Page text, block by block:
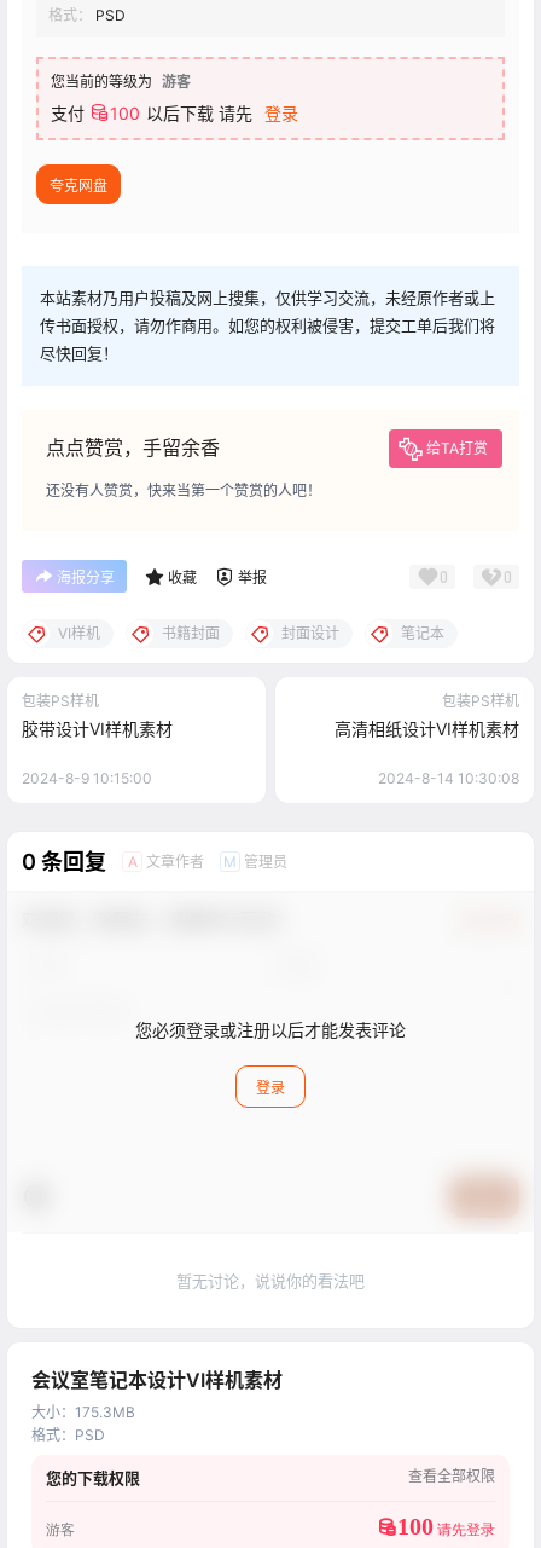
格式：
PSD
您当前的等级为 游客
支付 100 以后下载 请先 登录
夸克网盘
本站素材乃用户投稿及网上搜集，仅供学习交流，未经原作者或上
传书面授权，请勿作商用。如您的权利被侵害，提交工单后我们将
尽快回复！
点点赞赏，手留余香 给TA打赏
还没有人赞赏，快来当第一个赞赏的人吧！
海报分享 收藏 举报 0 0
VI样机 书籍封面 封面设计 笔记本
包装PS样机
胶带设计VI样机素材
2024-8-9 10:15:00
包装PS样机
高清相纸设计VI样机素材
2024-8-14 10:30:08
0 条回复 A 文章作者 M 管理员
您必须登录或注册以后才能发表评论
登录
暂无讨论，说说你的看法吧
会议室笔记本设计VI样机素材
大小： 175.3MB
格式： PSD
您的下载权限 查看全部权限
游客 100 请先登录